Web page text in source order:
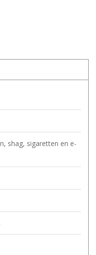
shag, sigaretten en e-